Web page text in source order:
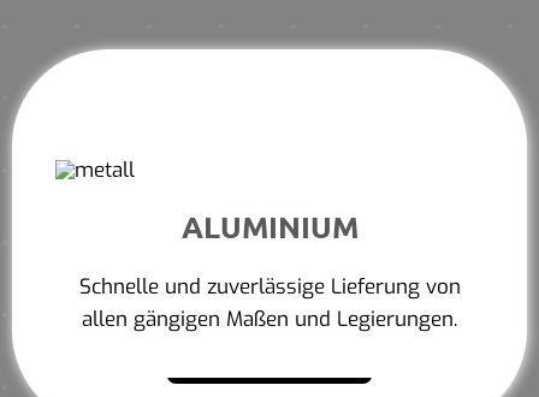
ALUMINIUM
Schnelle und zuverlässige Lieferung von
allen gängigen Maßen und Legierungen.